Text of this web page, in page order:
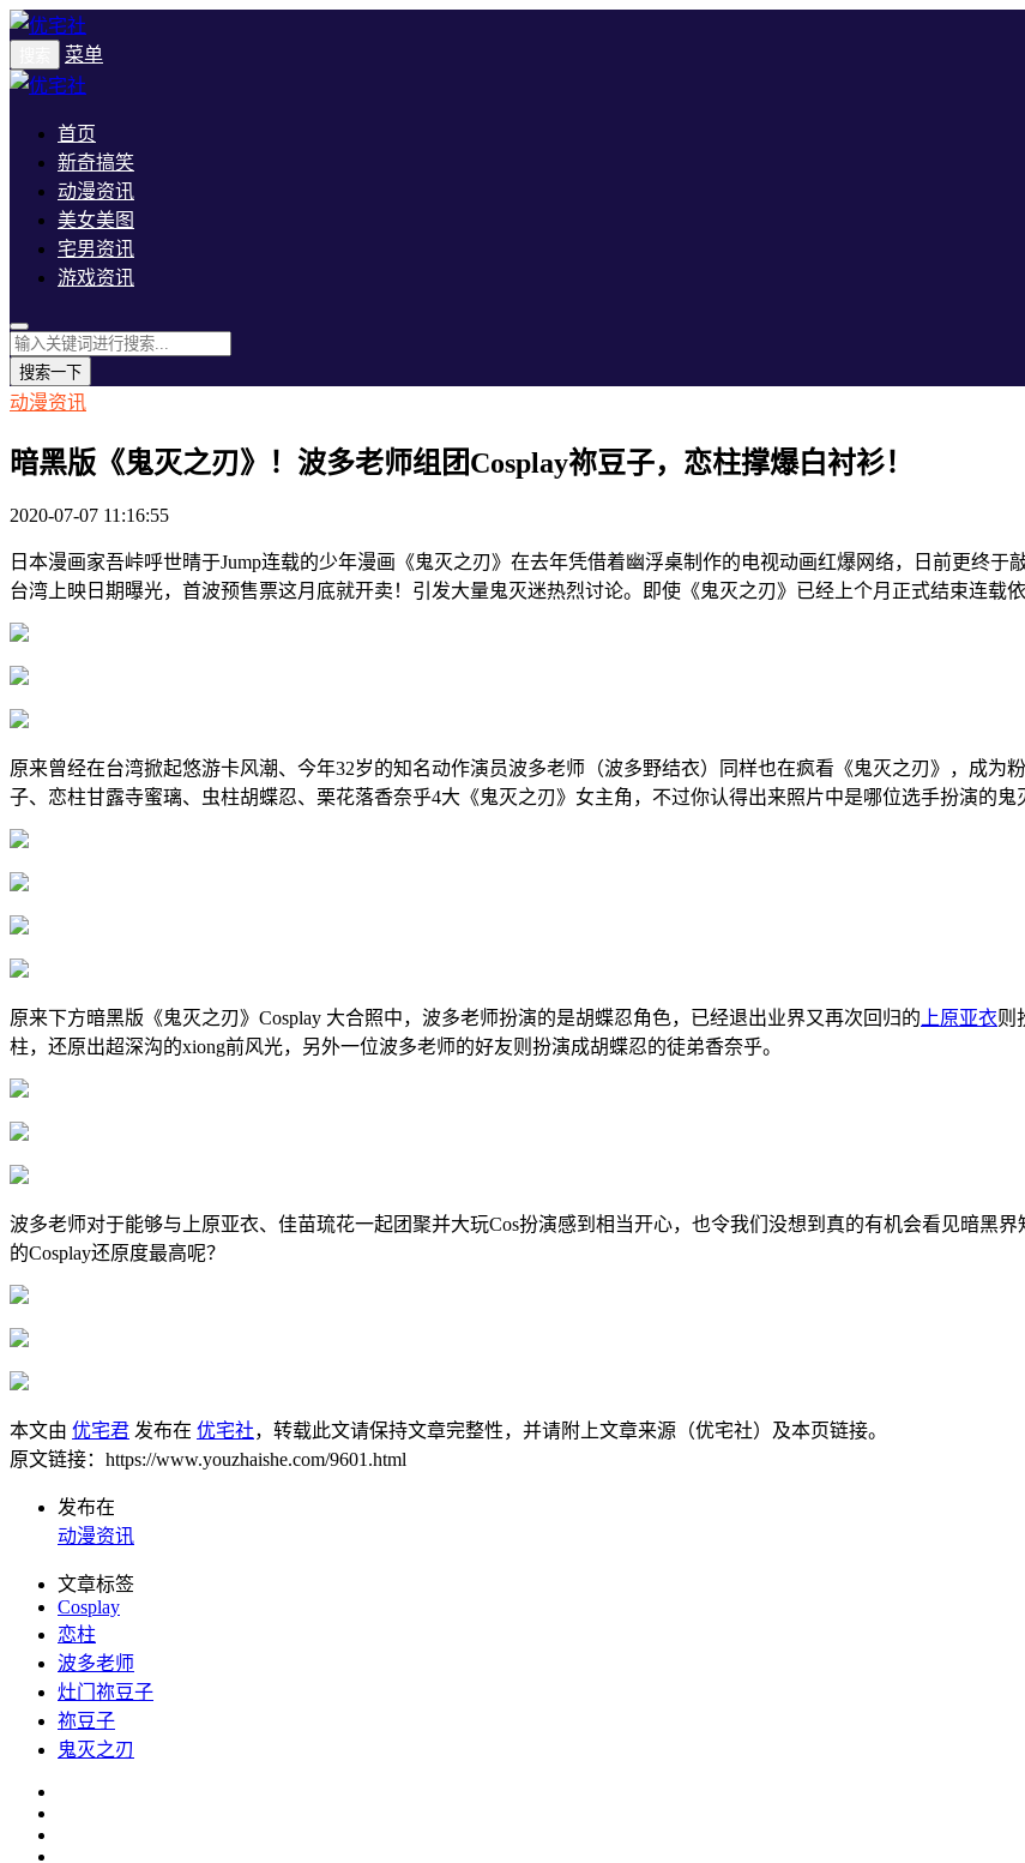
菜单
首页
新奇搞笑
动漫资讯
美女美图
宅男资讯
游戏资讯
搜索一下
动漫资讯
暗黑版《鬼灭之刃》！波多老师组团Cosplay祢豆子，恋柱撑爆白衬衫！
2020-07-07 11:16:55
日本漫画家吾峠呼世晴于Jump连载的少年漫画《鬼灭之刃》在去年凭借着幽浮桌制作的电视动画红爆网络，日前更终于
台湾上映日期曝光，首波预售票这月底就开卖！引发大量鬼灭迷热烈讨论。即使《鬼灭之刃》已经上个月正式结束连载
原来曾经在台湾掀起悠游卡风潮、今年32岁的知名动作演员波多老师（波多野结衣）同样也在疯看《鬼灭之刃》，成为
子、恋柱甘露寺蜜璃、虫柱胡蝶忍、栗花落香奈乎4大《鬼灭之刃》女主角，不过你认得出来照片中是哪位选手扮演的鬼
原来下方暗黑版《鬼灭之刃》Cosplay 大合照中，波多老师扮演的是胡蝶忍角色，已经退出业界又再次回归的 上原亚衣则
柱，还原出超深沟的xiong前风光，另外一位波多老师的好友则扮演成胡蝶忍的徒弟香奈乎。
波多老师对于能够与上原亚衣、佳苗琉花一起团聚并大玩Cos扮演感到相当开心，也令我们没想到真的有机会看见暗黑
的Cosplay还原度最高呢？
本文由 优宅君 发布在 优宅社，转载此文请保持文章完整性，并请附上文章来源（优宅社）及本页链接。
原文链接：https://www.youzhaishe.com/9601.html
发布在
动漫资讯
文章标签
Cosplay
恋柱
波多老师
灶门祢豆子
祢豆子
鬼灭之刃